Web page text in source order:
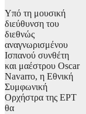
Υπό τη μουσική
διεύθυνση του
διεθνώς
αναγνωρισμένου
Ισπανού συνθέτη
και μαέστρου Oscar
Navarro, η Εθνική
Συμφωνική
Ορχήστρα της ΕΡΤ
θα